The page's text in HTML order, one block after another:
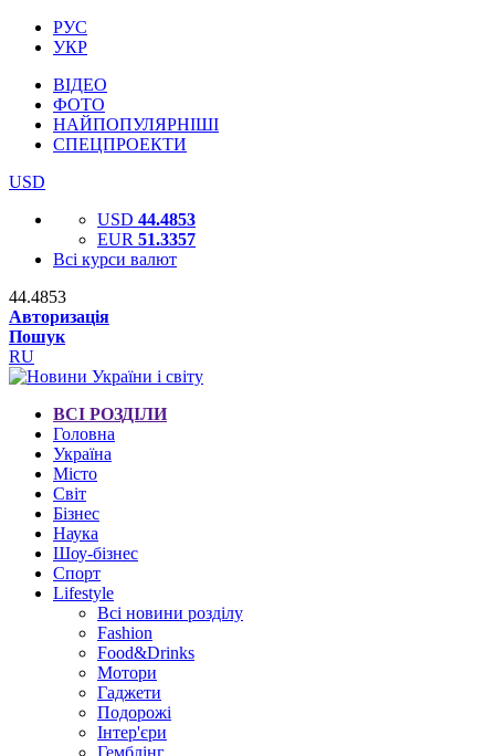
РУС
УКР
ВІДЕО
ФОТО
НАЙПОПУЛЯРНІШІ
СПЕЦПРОЕКТИ
USD
USD 44.4853
EUR 51.3357
Всі курси валют
44.4853
Авторизація
Пошук
RU
ВСІ РОЗДІЛИ
Головна
Україна
Місто
Світ
Бізнес
Наука
Шоу-бізнес
Спорт
Lifestyle
Всі новини розділу
Fashion
Food&Drinks
Мотори
Гаджети
Подорожі
Інтер'єри
Гемблінг